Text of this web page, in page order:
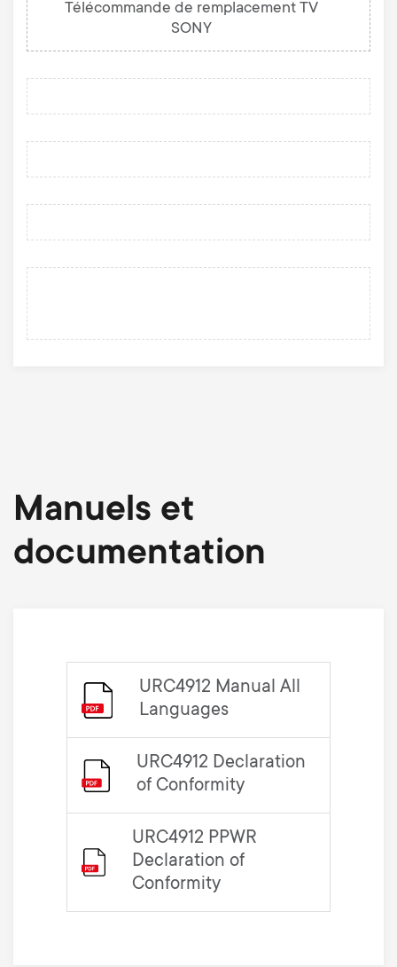
Télécommande de remplacement TV
SONY
Manuels et
documentation
URC4912 Manual All
Languages
URC4912 Declaration
of Conformity
URC4912 PPWR
Declaration of
Conformity